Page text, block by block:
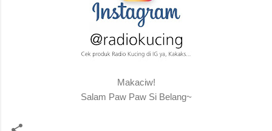
Makaciw!
Salam Paw Paw Si Belang~